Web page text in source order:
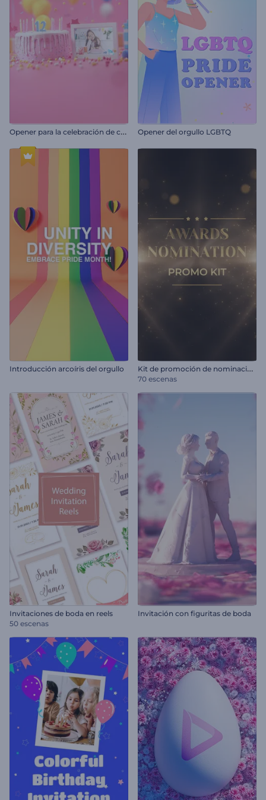
O
pener para la celebración de cumpleaños Opener del orgullo LGBTQ
Introducción arcoíris del orgullo K
it de promoción de nominaciones a premios
70 escenas
Invitaciones de boda en reels
50 escenas
Invitación con figuritas de boda